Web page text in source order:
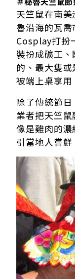
天竺鼠在南
魯沿海的瓦
Cosplay打扮
裝扮成礦工
的、最大隻
被端上桌享用
除了傳統節
業者把天竺
像是雞肉的
引當地人嘗鮮